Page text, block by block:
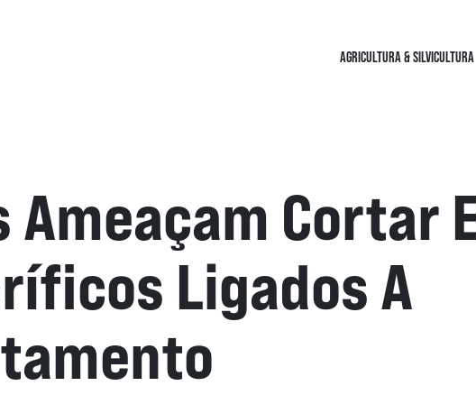
AGRICULTURA & SILVICULTURA
Ameaçam Cortar
Ligados A